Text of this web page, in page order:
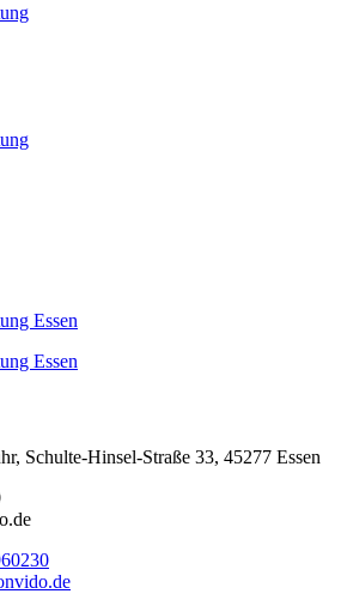
Essen
Essen
Schulte-Hinsel-Straße 33, 45277 Essen